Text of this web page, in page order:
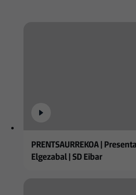
PRENTSAURREKOA |
Elgezabal | SD Eibar